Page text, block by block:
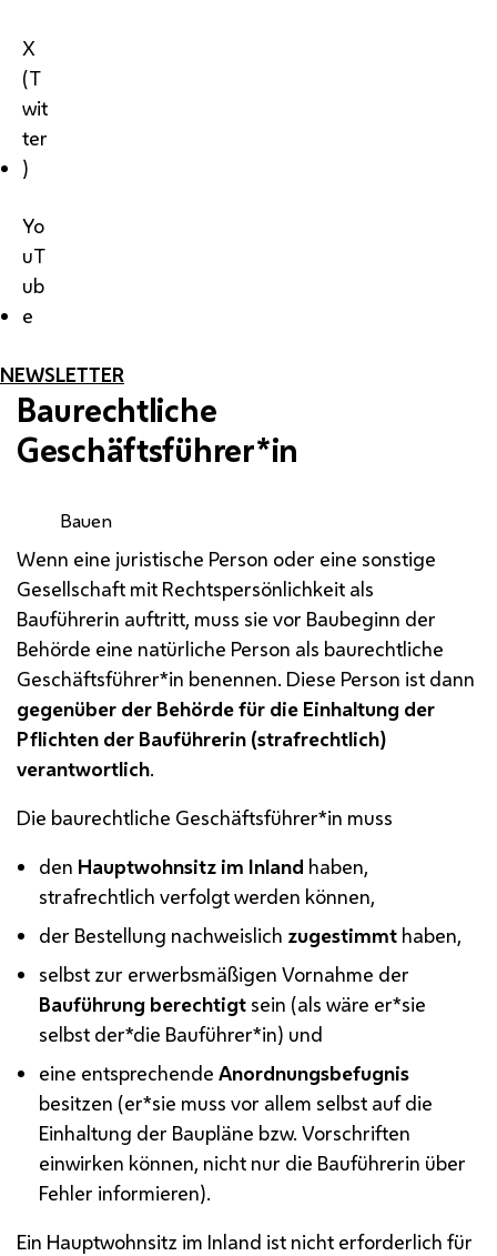
X
(T
wit
ter
)
Yo
uT
ub
e
NEWSLETTER
Baurechtliche
Geschäftsführer*in
Bauen
Wenn eine juristische Person oder eine sonstige
Gesellschaft mit Rechtspersönlichkeit als
Bauführerin auftritt, muss sie vor Baubeginn der
Behörde eine natürliche Person als baurechtliche
Geschäftsführer*in benennen. Diese Person ist dann
gegenüber der Behörde für die Einhaltung der
Pflichten der Bauführerin (strafrechtlich)
verantwortlich.
Die baurechtliche Geschäftsführer*in muss
den Hauptwohnsitz im Inland haben,
strafrechtlich verfolgt werden können,
der Bestellung nachweislich zugestimmt haben,
selbst zur erwerbsmäßigen Vornahme der
Bauführung berechtigt sein (als wäre er*sie
selbst der*die Bauführer*in) und
eine entsprechendeAnordnungsbefugnis
besitzen (er*sie muss vor allem selbst auf die
Einhaltung der Baupläne bzw. Vorschriften
einwirken können, nicht nur die Bauführerin über
Fehler informieren).
Ein Hauptwohnsitz im Inland ist nicht erforderlich für